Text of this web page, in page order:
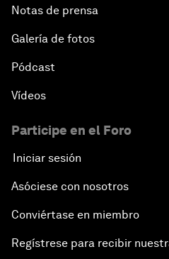
Notas de prensa
Galería de fotos
Pódcast
Vídeos
Participe en el Foro
Iniciar sesión
Asóciese con nosotros
Conviértase en miembro
Regístrese para recibir